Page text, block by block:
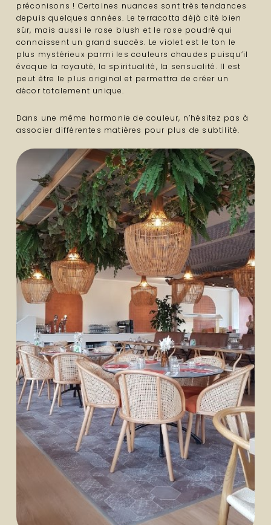
préconisons ! Certaines nuances sont très tendances
depuis quelques années. Le terracotta déjà cité bien
sûr, mais aussi le rose blush et le rose poudré qui
connaissent un grand succès. Le violet est le ton le
plus mystérieux parmi les couleurs chaudes puisqu’il
évoque la royauté, la spiritualité, la sensualité. Il est
peut être le plus original et permettra de créer un
décor totalement unique.
Dans une même harmonie de couleur, n’hésitez pas à
associer différentes matières pour plus de subtilité.